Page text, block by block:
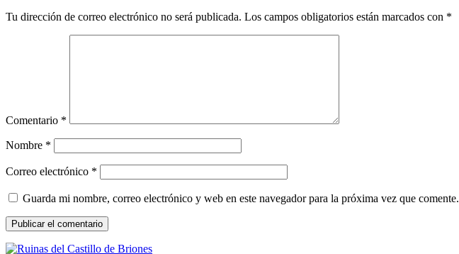
Tu dirección de correo electrónico no será publicada. Los campos obligatorios están marcados con *
Comentario *
Nombre *
Correo electrónico *
Guarda mi nombre, correo electrónico y web en este navegador para la próxima vez que comente.